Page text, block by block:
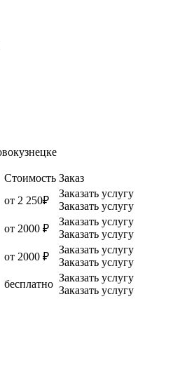
Стоимость Заказ
от 2 250₽
Заказать услугу
Заказать услугу
от 2000 ₽
Заказать услугу
Заказать услугу
от 2000 ₽
Заказать услугу
Заказать услугу
бесплатно
Заказать услугу
Заказать услугу